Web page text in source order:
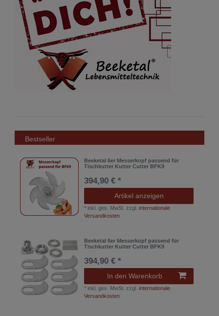
Bestseller
Beeketal 6er Messerkopf passend für
Tischkutter Kutter Cutter BFK9
394,90 € *
Artikel anzeigen
* inkl. ges. MwSt. zzgl.internationale
Versandkosten
Beeketal 6er Messerkopf passend für
Tischkutter Kutter Cutter BFK9
394,90 € *
In den Warenkorb
* inkl. ges. MwSt. zzgl.internationale
Versandkosten